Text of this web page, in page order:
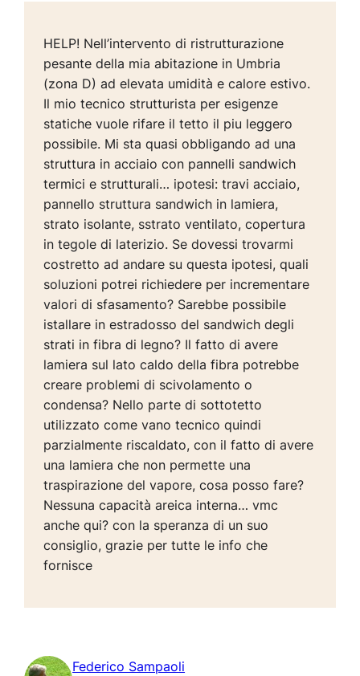
HELP! Nell’intervento di ristrutturazione
pesante della mia abitazione in Umbria
(zona D) ad elevata umidità e calore estivo.
Il mio tecnico strutturista per esigenze
statiche vuole rifare il tetto il piu leggero
possibile. Mi sta quasi obbligando ad una
struttura in acciaio con pannelli sandwich
termici e strutturali… ipotesi: travi acciaio,
pannello struttura sandwich in lamiera,
strato isolante, sstrato ventilato, copertura
in tegole di laterizio. Se dovessi trovarmi
costretto ad andare su questa ipotesi, quali
soluzioni potrei richiedere per incrementare
valori di sfasamento? Sarebbe possibile
istallare in estradosso del sandwich degli
strati in fibra di legno? Il fatto di avere
lamiera sul lato caldo della fibra potrebbe
creare problemi di scivolamento o
condensa? Nello parte di sottotetto
utilizzato come vano tecnico quindi
parzialmente riscaldato, con il fatto di avere
una lamiera che non permette una
traspirazione del vapore, cosa posso fare?
Nessuna capacità areica interna… vmc
anche qui? con la speranza di un suo
consiglio, grazie per tutte le info che
fornisce
Federico Sampaoli